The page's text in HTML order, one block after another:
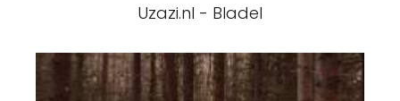
Uzazi.nl - Bladel